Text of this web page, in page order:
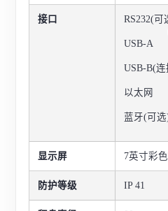
接口 RS232(可
USB-A
USB-B(
以太网
蓝牙(可选
显示屏 7英寸彩
防护等级 IP 41